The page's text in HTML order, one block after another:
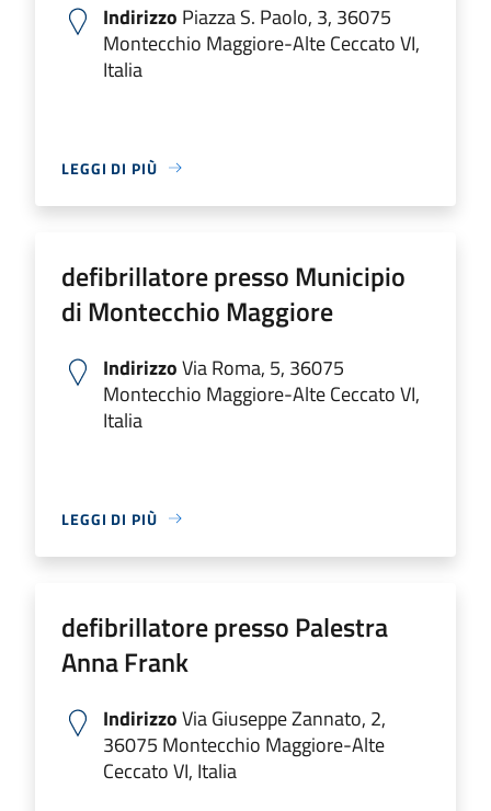
Indirizzo Piazza S. Paolo, 3, 36075
Montecchio Maggiore-Alte Ceccato VI,
Italia
LEGGI DI PIÙ
defibrillatore presso Municipio
di Montecchio Maggiore
IndirizzoVia Roma, 5, 36075
Montecchio Maggiore-Alte Ceccato VI,
Italia
LEGGI DI PIÙ
defibrillatore presso Palestra
Anna Frank
IndirizzoVia Giuseppe Zannato, 2,
36075 Montecchio Maggiore-Alte
Ceccato VI, Italia